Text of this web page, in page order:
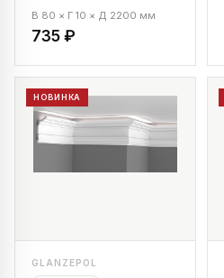
В 80 × Г 10 × Д 2200 мм
735 ₽
НОВИНКА
GLANZEPOL